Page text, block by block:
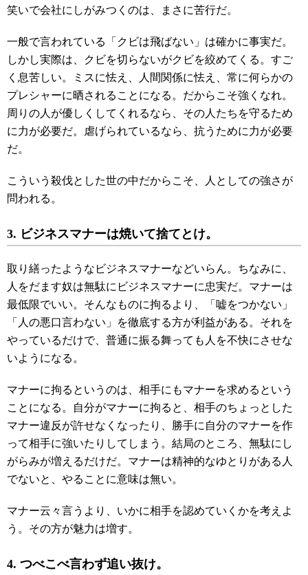
笑いで会社にしがみつくのは、まさに苦行だ。
一般で言われている「クビは飛ばない」は確かに事実だ。
しかし実際は、クビを切らないがクビを絞めてくる。すご
く息苦しい。ミスに怯え、人間関係に怯え、常に何らかの
プレシャーに晒されることになる。だからこそ強くなれ。
周りの人が優しくしてくれるなら、その人たちを守るため
に力が必要だ。虐げられているなら、抗うために力が必要
だ。
こういう殺伐とした世の中だからこそ、人としての強さが
問われる。
3. ビジネスマナーは焼いて捨てとけ。
取り繕ったようなビジネスマナーなどいらん。ちなみに、
人をだます奴は無駄にビジネスマナーに忠実だ。マナーは
最低限でいい。そんなものに拘るより、「嘘をつかない」
「人の悪口言わない」を徹底する方が利益がある。それを
やっているだけで、普通に振る舞っても人を不快にさせな
いようになる。
マナーに拘るというのは、相手にもマナーを求めるという
ことになる。自分がマナーに拘ると、相手のちょっとした
マナー違反が許せなくなったり、勝手に自分のマナーを作
って相手に強いたりしてしまう。結局のところ、無駄にし
がらみが増えるだけだ。マナーは精神的なゆとりがある人
でないと、やることに意味は無い。
マナー云々言うより、いかに相手を認めていくかを考えよ
う。その方が魅力は増す。
4. つべこべ言わず追い抜け。